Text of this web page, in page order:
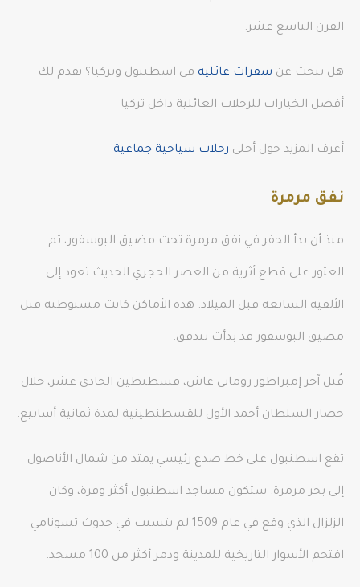
القرن التاسع عشر.
هل تبحث عن سفرات عائلية في اسطنبول وتركيا؟ نقدم لك
أفضل الخيارات للرحلات العائلية داخل تركيا
أعرف المزيد حول أحلى رحلات سياحية جماعية
نفق مرمرة
منذ أن بدأ الحفر في نفق مرمرة تحت مضيق البوسفور، تم
العثور على قطع أثرية من العصر الحجري الحديث تعود إلى
الألفية السابعة قبل الميلاد. هذه الأماكن كانت مستوطنة قبل
مضيق البوسفور قد بدأت تتدفق.
قُتل آخر إمبراطور روماني عاش، قسطنطين الحادي عشر، خلال
حصار السلطان أحمد الأول للقسطنطينية لمدة ثمانية أسابيع.
تقع اسطنبول على خط صدع رئيسي يمتد من شمال الأناضول
إلى بحر مرمرة. ستكون مساجد اسطنبول أكثر وفرة، وكان
الزلزال الذي وقع في عام 1509 لم يتسبب في حدوث تسونامي
اقتحم الأسوار التاريخية للمدينة ودمر أكثر من 100 مسجد.